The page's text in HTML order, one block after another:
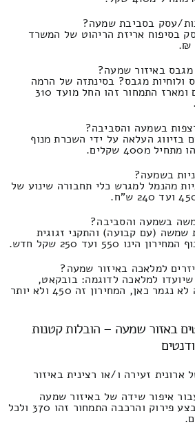
עסק בסביבת שמעה?
בסיפוח אריזת הריהוט של המשרד
באיזור שמעה?
ולוחיות מגבס? בסינתזה של הרמה
על-גבי משטחי הארגזים ומארז התמחור זהו החל מועד 310
בשמעה והסביבה?
בזיווג העלאה על ידי השכרת מנוף
מ400 שקלים.
בשמעה?
מהנמל למגרש כלי תחבורה שינוע של
בשמעה והסביבה?
שמשה (עם קבועה) והתקני זגוגית
550 ועד 250 שקל חדש.
למלאכה באיזור שמעה?
למלאכה לדוגמה: בובקאט,
מערבל בטון, מלגזה וזה לא נגמר כאן, המחירון זה 450 ולא יותר
באזור שמעה – הובלות קטנות
זעירה ו/או רצינית באיזור
איפור שידה של באיזור שמעה
החלפת חיתול יחד עם לבצע פירוק והרכבה התמחור זהו 370 ולכל